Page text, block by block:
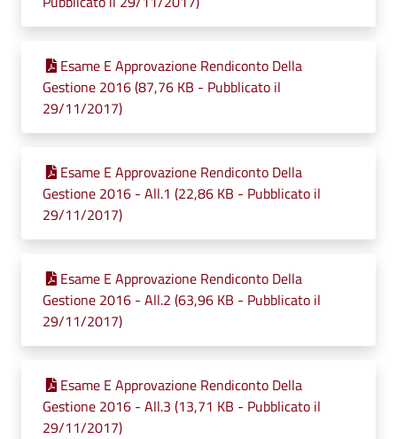
Esame E Approvazione Rendiconto Della
Gestione 2016 (87,76 KB - Pubblicato il
29/11/2017)
Esame E Approvazione Rendiconto Della
Gestione 2016 - All.1 (22,86 KB - Pubblicato il
29/11/2017)
Esame E Approvazione Rendiconto Della
Gestione 2016 - All.2 (63,96 KB - Pubblicato il
29/11/2017)
Esame E Approvazione Rendiconto Della
Gestione 2016 - All.3 (13,71 KB - Pubblicato il
29/11/2017)